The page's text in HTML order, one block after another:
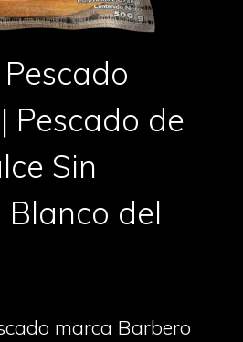
Pescado de
Sin
Blanco del
marca Barbero